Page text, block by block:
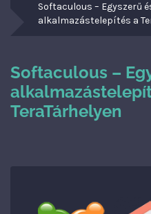
Softaculous – Egyszerű
alkalmazástelepítés a
Softaculous –
TeraTárhelyen